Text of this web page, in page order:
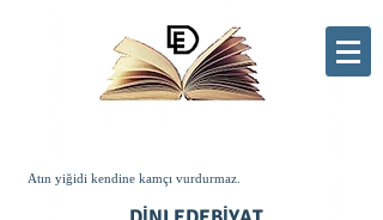
Atın yiğidi kendine kamçı vurdurmaz.